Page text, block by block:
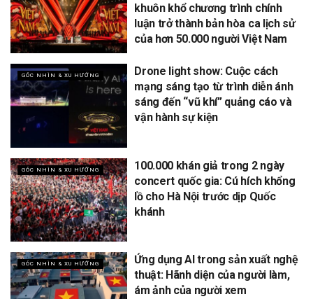
khuôn khổ chương trình chính
luận trở thành bản hòa ca lịch sử
của hơn 50.000 người Việt Nam
GÓC NHÌN & XU HƯỚNG
Drone light show: Cuộc cách
mạng sáng tạo từ trình diễn ánh
sáng đến “vũ khí” quảng cáo và
vận hành sự kiện
GÓC NHÌN & XU HƯỚNG
100.000 khán giả trong 2 ngày
concert quốc gia: Cú hích khổng
lồ cho Hà Nội trước dịp Quốc
khánh
GÓC NHÌN & XU HƯỚNG
Ứng dụng AI trong sản xuất nghệ
thuật: Hãnh diện của người làm,
ám ảnh của người xem